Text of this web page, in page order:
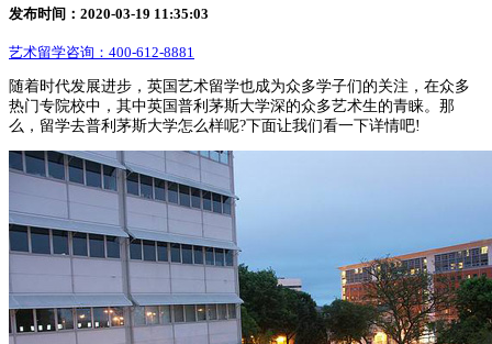
发布时间：2020-03-19 11:35:03
艺术留学咨询： 400-612-8881
随着时代发展进步，英国艺术留学也成为众多学子们的关注，在众多
热门专院校中，其中英国普利茅斯大学深的众多艺术生的青睐。那
么，留学去普利茅斯大学怎么样呢?下面让我们看一下详情吧!